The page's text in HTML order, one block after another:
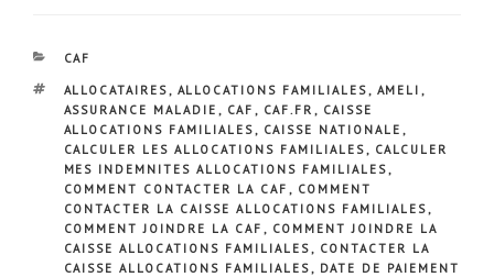
CATÉGORIES
CAF
ÉTIQUETTES
ALLOCATAIRES, ALLOCATIONS FAMILIALES, AMELI ,
ASSURANCE MALADIE , CAF , CAF.FR , CAISSE
ALLOCATIONS FAMILIALES, CAISSE NATIONALE ,
CALCULER LES ALLOCATIONS FAMILIALES, CALCULER
MES INDEMNITES ALLOCATIONS FAMILIALES,
COMMENT CONTACTER LA CAF , COMMENT
CONTACTER LA CAISSE ALLOCATIONS FAMILIALES,
COMMENT JOINDRE LA CAF , COMMENT JOINDRE LA
CAISSE ALLOCATIONS FAMILIALES, CONTACTER LA
CAISSE ALLOCATIONS FAMILIALES, DATE DE PAIEMENT